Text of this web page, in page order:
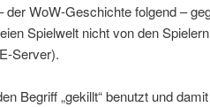
WoW-Geschichte folgend –
Spielwelt nicht von den
Server).
Begriff „gekillt“ benutzt und